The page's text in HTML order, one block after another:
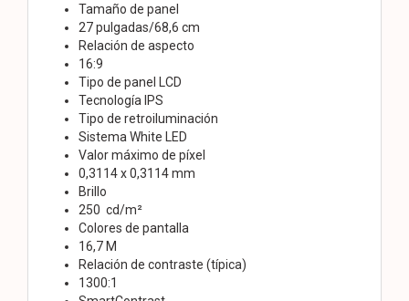
Tamaño de panel
27 pulgadas/68,6 cm
Relación de aspecto
16:9
Tipo de panel LCD
Tecnología IPS
Tipo de retroiluminación
Sistema White LED
Valor máximo de píxel
0,3114 x 0,3114 mm
Brillo
250 cd/m²
Colores de pantalla
16,7 M
Relación de contraste (típica)
1300:1